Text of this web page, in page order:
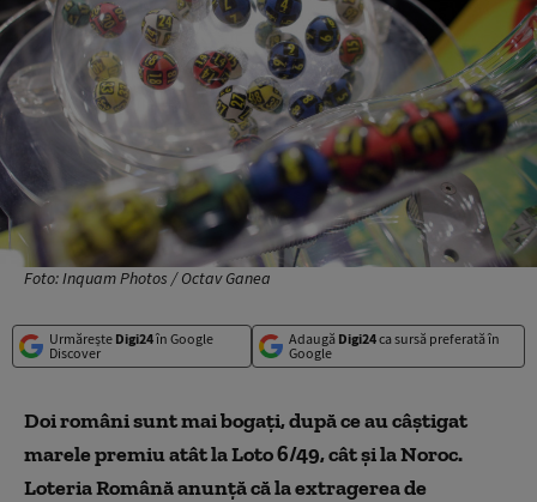
Foto: Inquam Photos / Octav Ganea
Urmărește Digi24în Google
Discover
Adaugă Digi24ca sursă preferată în
Google
Doi români sunt mai bogați, după ce au câștigat
marele premiu atât la Loto 6/49, cât și la Noroc.
Loteria Română anunţă că la extragerea de